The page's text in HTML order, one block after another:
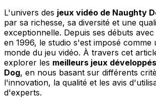
L'univers des jeux vidéo de Naughty
par sa richesse, sa diversité et une
exceptionnelle. Depuis ses débuts
en 1996, le studio s'est imposé comme
monde du jeu vidéo. À travers cet
explorer les meilleurs jeux
Dog, en nous basant sur différents
l'innovation, la qualité et les avis
d'experts.